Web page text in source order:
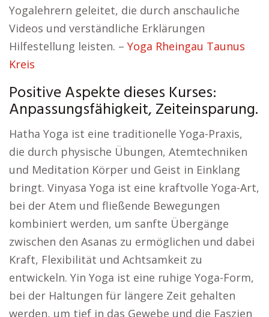
Yogalehrern geleitet, die durch anschauliche
Videos und verständliche Erklärungen
Hilfestellung leisten. – Yoga Rheingau Taunus
Kreis
Positive Aspekte dieses Kurses:
Anpassungsfähigkeit, Zeiteinsparung.
Hatha Yoga ist eine traditionelle Yoga-Praxis,
die durch physische Übungen, Atemtechniken
und Meditation Körper und Geist in Einklang
bringt. Vinyasa Yoga ist eine kraftvolle Yoga-Art,
bei der Atem und fließende Bewegungen
kombiniert werden, um sanfte Übergänge
zwischen den Asanas zu ermöglichen und dabei
Kraft, Flexibilität und Achtsamkeit zu
entwickeln. Yin Yoga ist eine ruhige Yoga-Form,
bei der Haltungen für längere Zeit gehalten
werden, um tief in das Gewebe und die Faszien